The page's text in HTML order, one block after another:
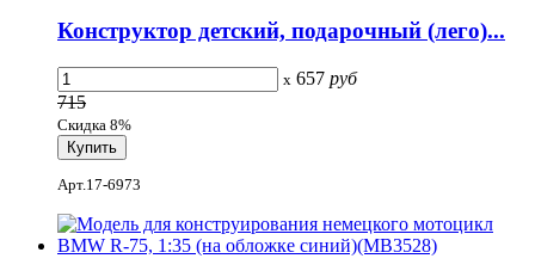
Конструктор детский, подарочный (лего)...
x 657 руб
715
Скидка 8%
Арт.17-6973